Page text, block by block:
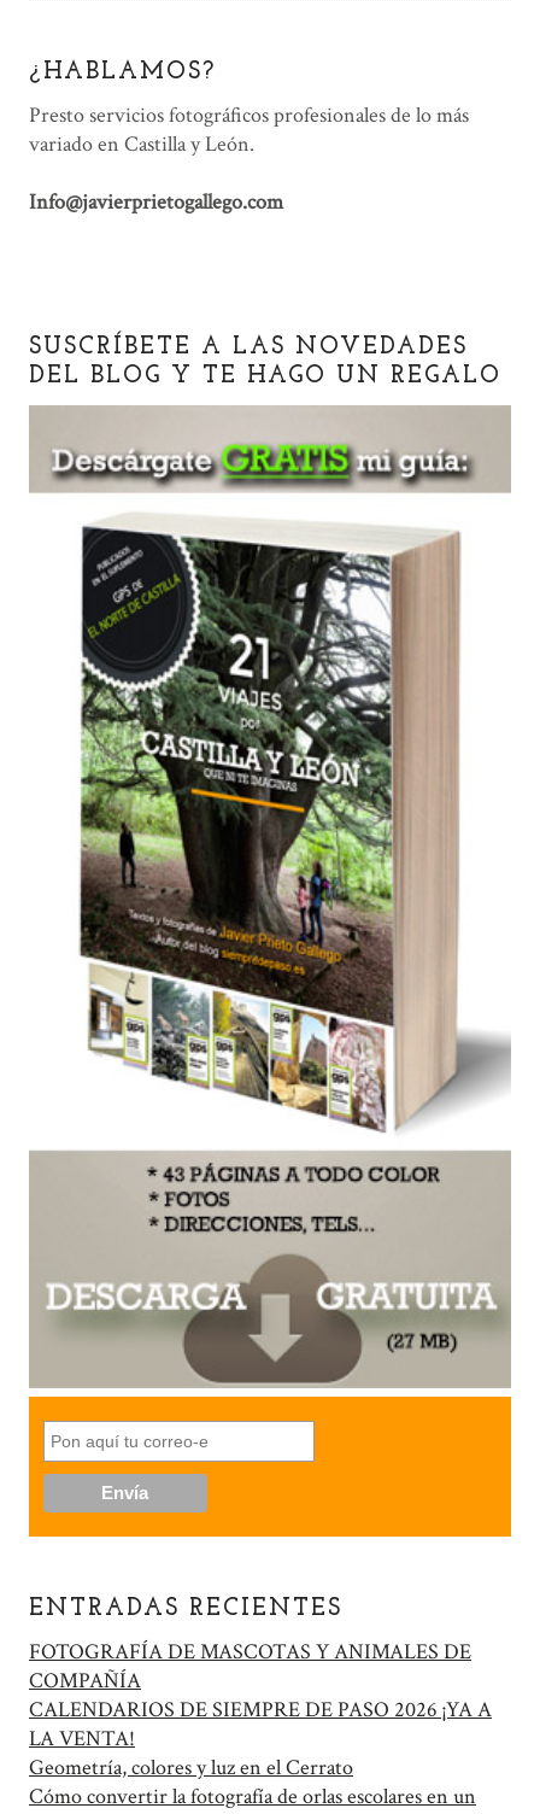
¿HABLAMOS?
Presto servicios fotográficos profesionales de lo más
variado en Castilla y León.
Info@javierprietogallego.com
SUSCRÍBETE A LAS NOVEDADES
DEL BLOG Y TE HAGO UN REGALO
ENTRADAS RECIENTES
FOTOGRAFÍA DE MASCOTAS Y ANIMALES DE
COMPAÑÍA
CALENDARIOS DE SIEMPRE DE PASO 2026 ¡YA A
LA VENTA!
Geometría, colores y luz en el Cerrato
Cómo convertir la fotografía de orlas escolares en un